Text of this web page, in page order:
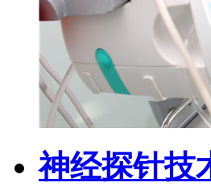
神经探针技